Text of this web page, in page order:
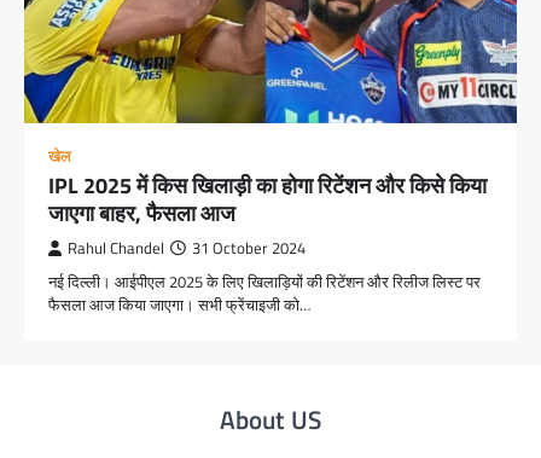
खेल
IPL 2025 में किस खिलाड़ी का होगा रिटेंशन और किसे किया
जाएगा बाहर, फैसला आज
Rahul Chandel 31 October 2024
नई दिल्ली। आईपीएल 2025 के लिए खिलाड़ियों की रिटेंशन और रिलीज लिस्ट पर
फैसला आज किया जाएगा। सभी फ्रेंचाइजी को…
About US